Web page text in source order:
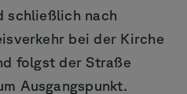
schließlich nach
bei der Kirche
folgst der Straße
Ausgangspunkt.